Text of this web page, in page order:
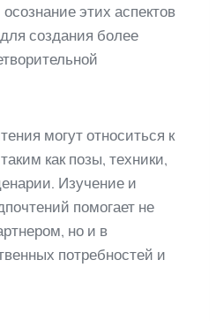
этих аспектов
создания более
могут относиться к
как позы, техники,
Изучение и
помогает не
но и в
потребностей и